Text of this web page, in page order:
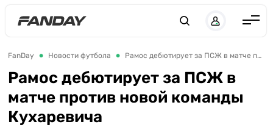
Англия
Испания
Германия
Италия
FanDay Новости футбола Рамос дебютирует за ПСЖ в матче против новой команды Кухаревича
Рамос дебютирует за ПСЖ в
матче против новой команды
Кухаревича